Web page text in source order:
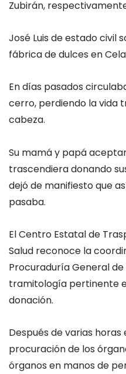
Zubirán,
José Luis de estado civil
fábrica de dulces en
En días pasados
cerro, perdiendo la vida
cabeza.
Su mamá y papá
trascendiera donando
dejó de manifiesto que
pasaba.
El Centro Estatal de
Salud reconoce la
Procuraduría General
tramitología pertinente
donación.
Después de varias
procuración de los
órganos en manos de